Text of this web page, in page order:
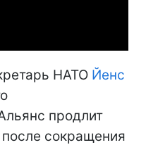
НАТО Йенс
продлит
сокращения